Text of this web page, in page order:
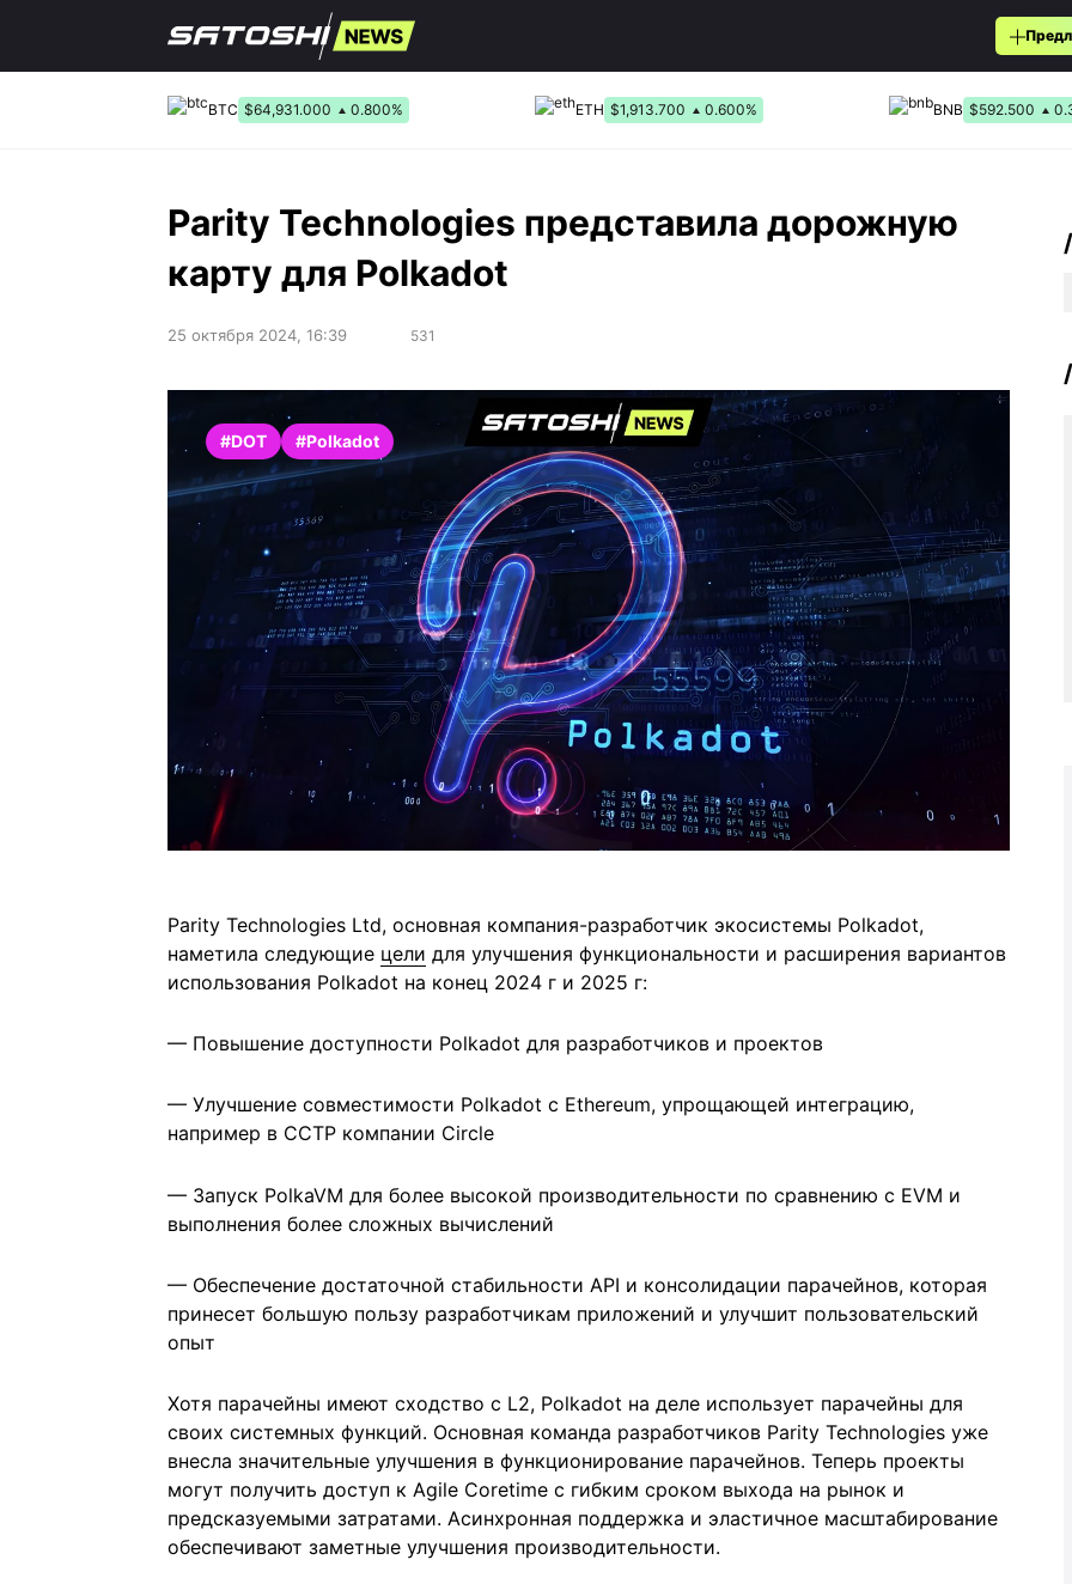
BTC $64,931.000 0.800% ETH $1,913.700 0.600% BNB $592.500
Parity Technologies представила дорожную
карту для Polkadot
25 октября 2024, 16:39 531
#DOT #Polkadot
Parity Technologies Ltd, основная компания-разработчик экосистемы Polkadot,
наметила следующие цели для улучшения функциональности и расширения вариантов
использования Polkadot на конец 2024 г и 2025 г:
— Повышение доступности Polkadot для разработчиков и проектов
— Улучшение совместимости Polkadot с Ethereum, упрощающей интеграцию,
например в CCTP компании Circle
— Запуск PolkaVM для более высокой производительности по сравнению с EVM и
выполнения более сложных вычислений
— Обеспечение достаточной стабильности API и консолидации парачейнов, которая
принесет большую пользу разработчикам приложений и улучшит пользовательский
опыт
Хотя парачейны имеют сходство с L2, Polkadot на деле использует парачейны для
своих системных функций. Основная команда разработчиков Parity Technologies уже
внесла значительные улучшения в функционирование парачейнов. Теперь проекты
могут получить доступ к Agile Coretime с гибким сроком выхода на рынок и
предсказуемыми затратами. Асинхронная поддержка и эластичное масштабирование
обеспечивают заметные улучшения производительности.